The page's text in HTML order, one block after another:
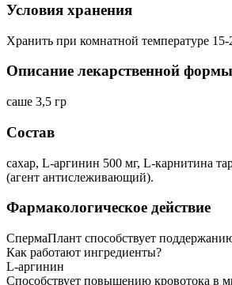
Условия хранения
Хранить при комнатной температуре 15-
Описание лекарственной формы
саше 3,5 гр
Состав
сахар, L-аргинин 500 мг, L-карнитина
(агент антислеживающий).
Фармакологическое действие
СпермаПлант способствует
Как работают ингредиенты?
L-аргинин
Способствует повышению кровотока в